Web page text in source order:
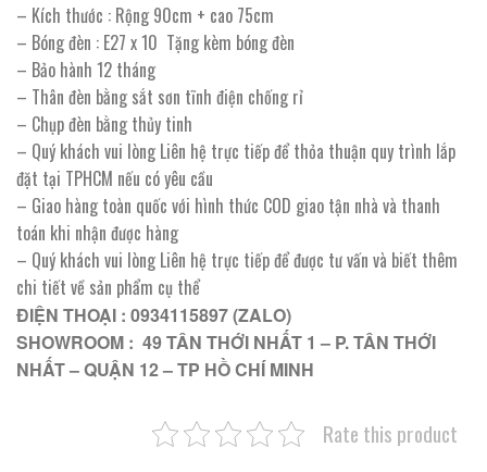
– Kích thước : Rộng 90cm + cao 75cm
– Bóng đèn : E27 x 10 Tặng kèm bóng đèn
– Bảo hành 12 tháng
– Thân đèn bằng sắt sơn tĩnh điện chống rỉ
– Chụp đèn bằng thủy tinh
– Quý khách vui lòng Liên hệ trực tiếp để thỏa thuận quy trình lắp
đặt tại TPHCM nếu có yêu cầu
– Giao hàng toàn quốc với hình thức COD giao tận nhà và thanh
toán khi nhận được hàng
– Quý khách vui lòng Liên hệ trực tiếp để được tư vấn và biết thêm
chi tiết về sản phẩm cụ thể
ĐIỆN THOẠI : 0934115897 (ZALO)
SHOWROOM : 49 TÂN THỚI NHẤT 1 – P. TÂN THỚI
NHẤT – QUẬN 12 – TP HỒ CHÍ MINH
Rate this product